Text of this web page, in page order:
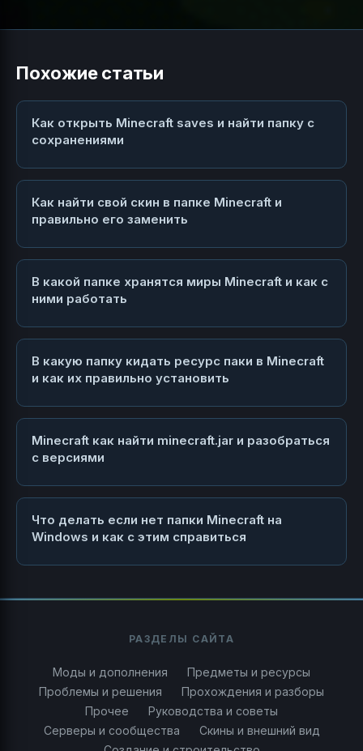
Похожие статьи
Как открыть Minecraft saves и найти папку с
сохранениями
Как найти свой скин в папке Minecraft и
правильно его заменить
В какой папке хранятся миры Minecraft и как с
ними работать
В какую папку кидать ресурс паки в Minecraft
и как их правильно установить
Minecraft как найти minecraft.jar и разобраться
с версиями
Что делать если нет папки Minecraft на
Windows и как с этим справиться
РАЗДЕЛЫ САЙТА
Моды и дополнения
Предметы и ресурсы
Проблемы и решения
Прохождения и разборы
Прочее
Руководства и советы
Серверы и сообщества
Скины и внешний вид